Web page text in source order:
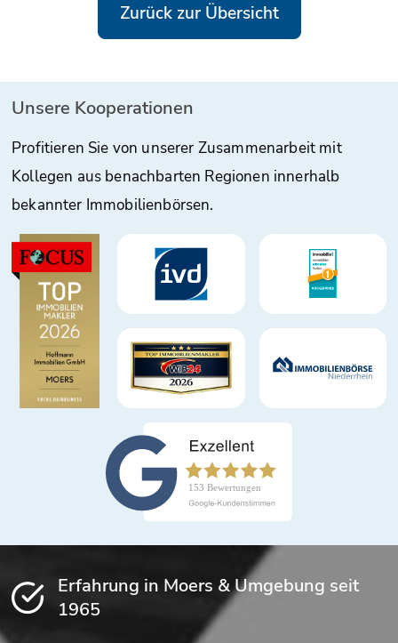
Zurück zur Übersicht
Unsere Kooperationen
Profitieren Sie von unserer Zusammenarbeit mit
Kollegen aus benachbarten Regionen innerhalb
bekannter Immobilienbörsen.
Erfahrung in Moers & Umgebung seit
1965